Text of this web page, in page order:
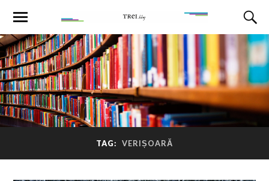
TAG: VERIȘOARĂ